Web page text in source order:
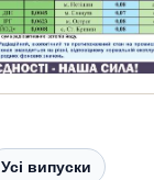
Усі випуски